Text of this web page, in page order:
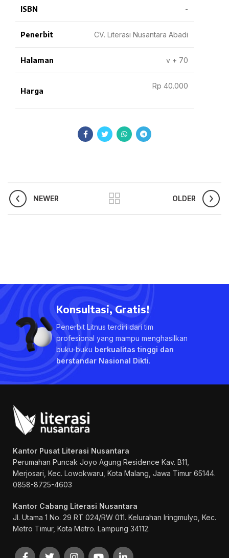
ISBN -
Penerbit CV. Literasi Nusantara Abadi
Halaman v + 70
Harga
Rp 40.000
NEWER OLDER
Konsultasi, Gratis!
Penerbit Litnus terdiri dari tim
profesional yang mampu menghasilkan
buku-buku berkualitas tinggi dan
berstandar Nasional Dikti.
Kantor Pusat Literasi Nusantara
Perumahan Puncak Joyo Agung Residence Kav. B11,
Merjosari, Kec. Lowokwaru, Kota Malang, Jawa Timur 65144.
0858-8725-4603
Kantor Cabang Literasi Nusantara
Jl. Utama 1 No. 29 RT 024/RW 011. Kelurahan Iringmulyo, Kec.
Metro Timur, Kota Metro. Lampung 34112.